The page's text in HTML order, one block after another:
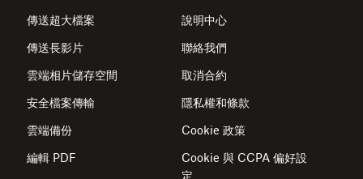
傳送超大檔案
傳送長影片
雲端相片儲存空間
安全檔案傳輸
雲端備份
編輯 PDF
說明中心
聯絡我們
取消合約
隱私權和條款
Cookie 政策
Cookie 與 CCPA 偏好設
定